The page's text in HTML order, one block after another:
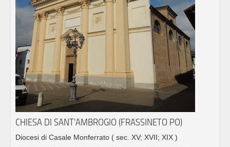
CHIESA DI SANT'AMBROGIO (FRASSINETO PO)
Diocesi di Casale Monferrato ( sec. XV; XVII; XIX )